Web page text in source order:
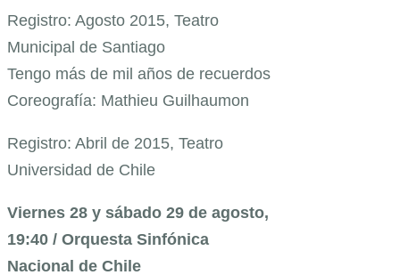
Registro: Agosto 2015, Teatro
Municipal de Santiago
Tengo más de mil años de recuerdos
Coreografía: Mathieu Guilhaumon
Registro: Abril de 2015, Teatro
Universidad de Chile
Viernes 28 y sábado 29 de agosto,
19:40 / Orquesta Sinfónica
Nacional de Chile